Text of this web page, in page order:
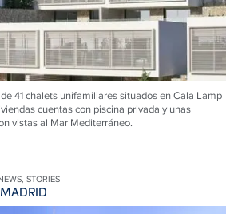
41 chalets unifamiliares situados en Cala Lamp
cuentas con piscina privada y unas
vistas al Mar Mediterráneo.
STORIES